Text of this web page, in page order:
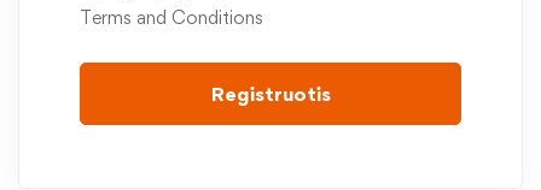
Terms and Conditions
Registruotis